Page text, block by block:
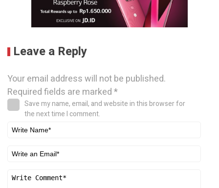
Leave a Reply
Your email address will not be published.
Required fields are marked*
Save my name, email, and website in this browser for
the next time I comment.